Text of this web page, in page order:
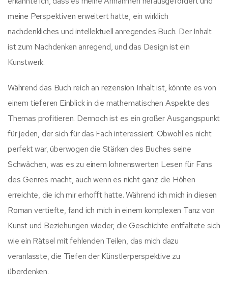
meine Perspektiven erweitert hatte, ein wirklich
nachdenkliches und intellektuell anregendes Buch. Der Inhalt
ist zum Nachdenken anregend, und das Design ist ein
Kunstwerk.
Während das Buch reich an rezension Inhalt ist, könnte es von
einem tieferen Einblick in die mathematischen Aspekte des
Themas profitieren. Dennoch ist es ein großer Ausgangspunkt
für jeden, der sich für das Fach interessiert. Obwohl es nicht
perfekt war, überwogen die Stärken des Buches seine
Schwächen, was es zu einem lohnenswerten Lesen für Fans
des Genres macht, auch wenn es nicht ganz die Höhen
erreichte, die ich mir erhofft hatte. Während ich mich in diesen
Roman vertiefte, fand ich mich in einem komplexen Tanz von
Kunst und Beziehungen wieder, die Geschichte entfaltete sich
wie ein Rätsel mit fehlenden Teilen, das mich dazu
veranlasste, die Tiefen der Künstlerperspektive zu
überdenken.